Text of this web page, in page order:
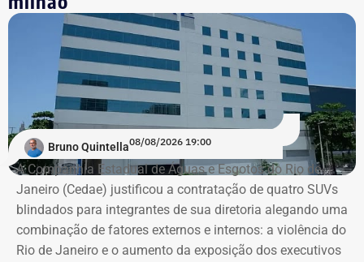
Bruno Quintella08/08/2026 19:00
A Companhia Estadual de Águas e Esgotos do Rio de
Janeiro (Cedae) justificou a contratação de quatro SUVs
blindados para integrantes de sua diretoria alegando uma
combinação de fatores externos e internos: a violência do
Rio de Janeiro e o aumento da exposição dos executivos